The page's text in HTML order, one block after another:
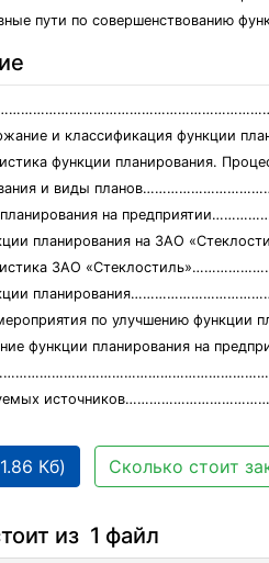
пути по совершенствованию
и классификация функции
функции планирования.
и виды
планирования на
планирования на ЗАО
ЗАО
мероприятия по улучшению
функции планирования на
Кб) Сколько стоит
из 1 файл